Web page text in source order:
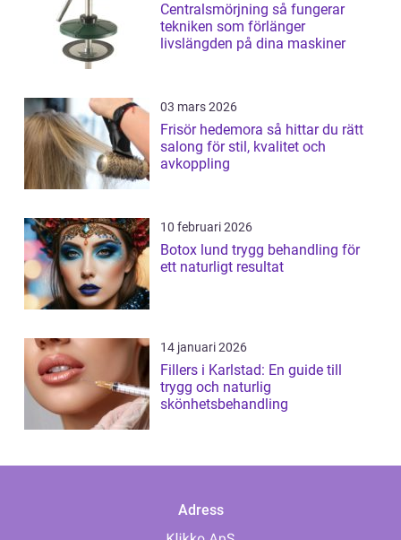
Centralsmörjning så fungerar
tekniken som förlänger
livslängden på dina maskiner
03 mars 2026
Frisör hedemora så hittar du rätt
salong för stil, kvalitet och
avkoppling
10 februari 2026
Botox lund trygg behandling för
ett naturligt resultat
14 januari 2026
Fillers i Karlstad: En guide till
trygg och naturlig
skönhetsbehandling
Adress